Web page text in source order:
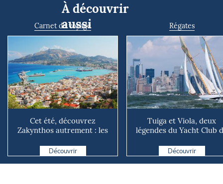
À découvrir
aussi
Carnet de voyage
Cet été, découvrez
Zakynthos autrement : les
ex...
Découvrir
Régates
Tuiga et Viola, deux
légendes du Yacht Club
Découvrir